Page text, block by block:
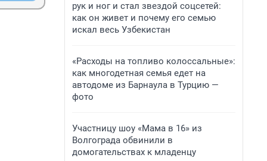
рук и ног и стал звездой соцсетей:
как он живет и почему его семью
искал весь Узбекистан
«Расходы на топливо колоссальные»:
как многодетная семья едет на
автодоме из Барнаула в Турцию —
фото
Участницу шоу «Мама в 16» из
Волгограда обвинили в
домогательствах к младенцу